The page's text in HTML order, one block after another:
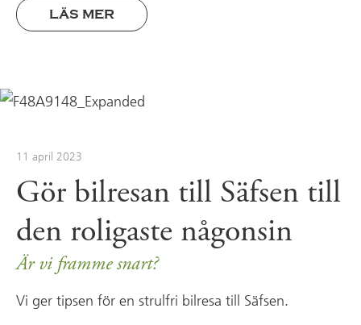
LÄS MER
11 april 2023
Gör bilresan till Säfsen till
den roligaste någonsin
Är vi framme snart?
Vi ger tipsen för en strulfri bilresa till Säfsen.